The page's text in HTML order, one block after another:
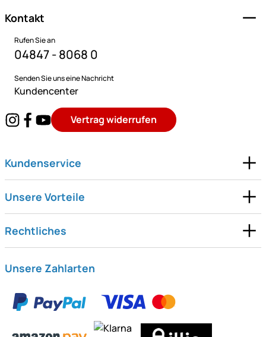
Kontakt
Rufen Sie an
04847 - 8068 0
Senden Sie uns eine Nachricht
Kundencenter
Vertrag widerrufen
Kundenservice
Unsere Vorteile
Rechtliches
Unsere Zahlarten